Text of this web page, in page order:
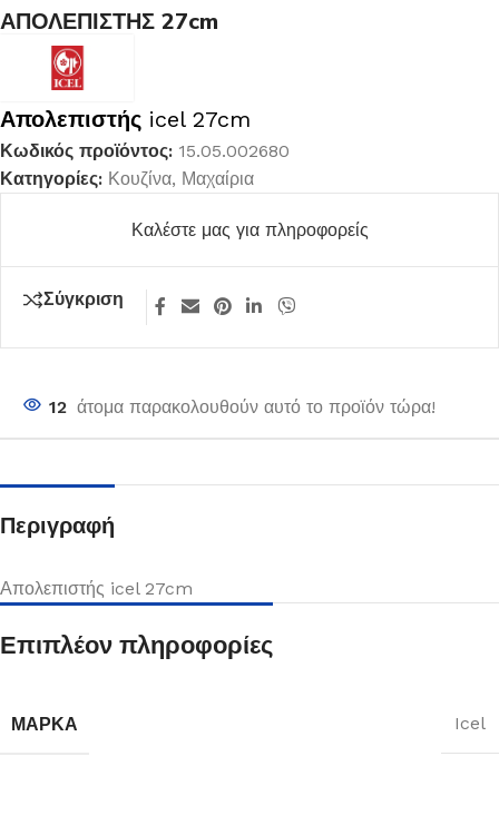
ΑΠΟΛΕΠΙΣΤΗΣ 27cm
Απολεπιστής icel 27cm
Κωδικός προϊόντος: 15.05.002680
Κατηγορίες: Κουζίνα, Μαχαίρια
Καλέστε μας για πληροφορείς
Σύγκριση
12 άτομα παρακολουθούν αυτό το προϊόν τώρα!
Περιγραφή
Απολεπιστής icel 27cm
Επιπλέον πληροφορίες
ΜΆΡΚΑ Icel